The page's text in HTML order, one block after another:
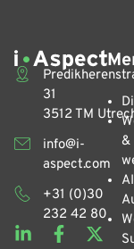
31
3512 TM
info@i-
aspect.com
+31 (0)30
232 42 80
&